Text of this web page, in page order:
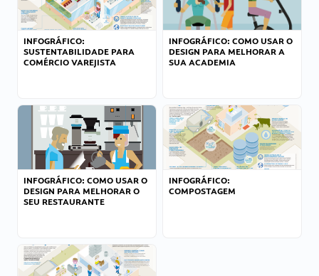
INFOGRÁFICO:
SUSTENTABILIDADE PARA
COMÉRCIO VAREJISTA
INFOGRÁFICO: COMO USAR O
DESIGN PARA MELHORAR A
SUA ACADEMIA
INFOGRÁFICO: COMO USAR O
DESIGN PARA MELHORAR O
SEU RESTAURANTE
INFOGRÁFICO:
COMPOSTAGEM